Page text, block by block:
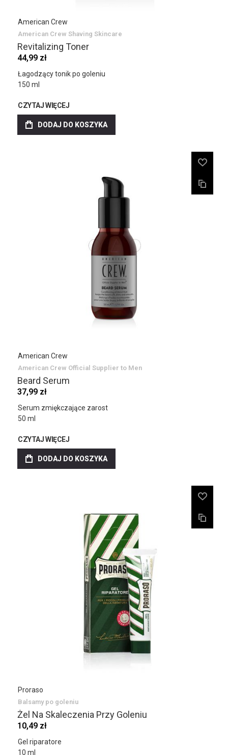
American Crew
American Crew Shaving Skincare
Revitalizing Toner
44,99 zł
Łagodzący tonik po goleniu
150 ml
CZYTAJ WIĘCEJ
DODAJ DO KOSZYKA
American Crew
American Crew Official Supplier to Men
Beard Serum
37,99 zł
Serum zmiękczające zarost
50 ml
CZYTAJ WIĘCEJ
DODAJ DO KOSZYKA
Proraso
Balsamy po goleniu
Żel Na Skaleczenia Przy Goleniu
10,49 zł
Gel riparatore
10 ml